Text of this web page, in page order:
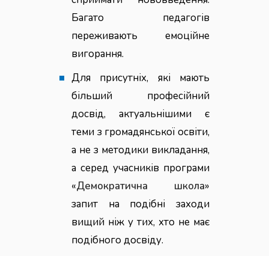
Багато педагогів
переживають емоційне
вигорання.
Для присутніх, які мають
більший професійний
досвід, актуальнішими є
теми з громадянської освіти,
а не з методики викладання,
а серед учасників програми
«Демократична школа»
запит на подібні заходи
вищий ніж у тих, хто не має
подібного досвіду.